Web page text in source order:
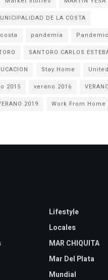
DE LA COSTA
pandemia
Pandemic
SANTORO CARLOS
Stay Home
2015 verano 2016
2019 Work From Home
Lifestyle
Locales
MAR CHIQUITA
Mar Del Plata
Mundial